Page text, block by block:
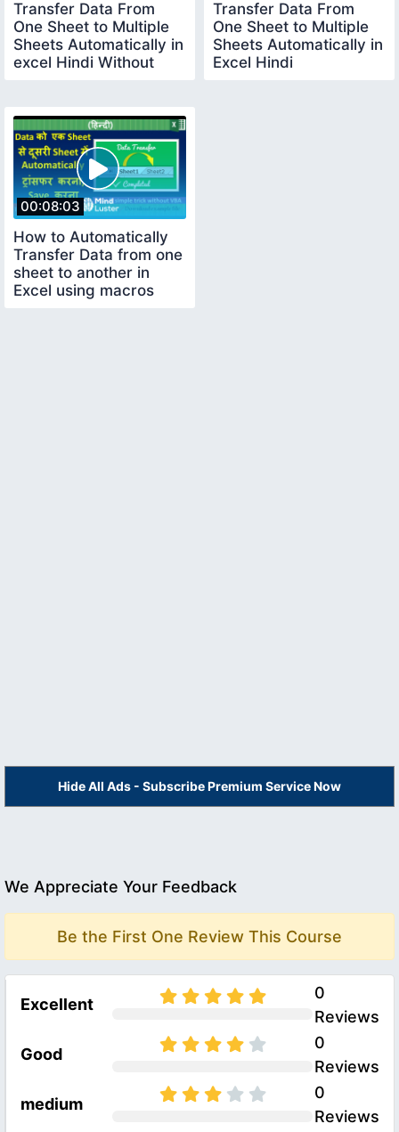
Transfer Data From
One Sheet to Multiple
Sheets Automatically in
excel Hindi Without
Transfer Data From
One Sheet to Multiple
Sheets Automatically in
Excel Hindi
00:08:03
How to Automatically
Transfer Data from one
sheet to another in
Excel using macros
Hide All Ads - Subscribe Premium Service Now
We Appreciate Your Feedback
Be the First One Review This Course
Excellent
0
Reviews
Good
0
Reviews
medium
0
Reviews